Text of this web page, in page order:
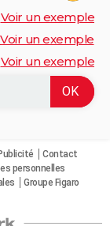
Voir un exemple
Voir un exemple
Voir un exemple
Contact
personnelles
Groupe Figaro